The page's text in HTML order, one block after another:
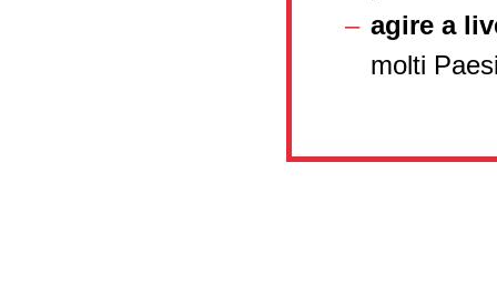
agire a
molti